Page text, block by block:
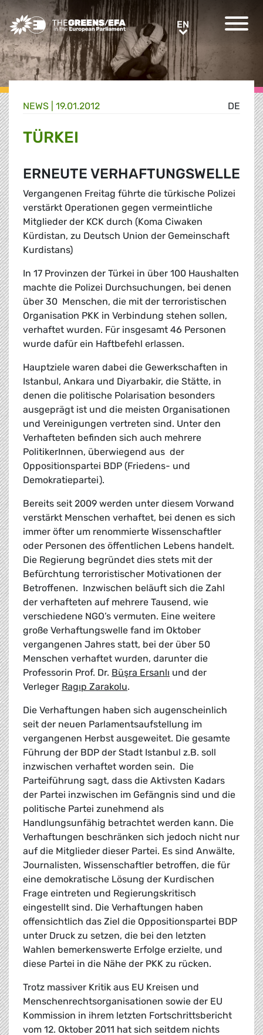
Greens/EFA Home ENEN
DE
NEWS | 19.01.2012
TÜRKEI
ERNEUTE VERHAFTUNGSWELLE
Vergangenen Freitag führte die türkische Polizei
verstärkt Operationen gegen vermeintliche
Mitglieder der KCK durch (Koma Ciwaken
Kürdistan, zu Deutsch Union der Gemeinschaft
Kurdistans)
In 17 Provinzen der Türkei in über 100 Haushalten
machte die Polizei Durchsuchungen, bei denen
über 30 Menschen, die mit der terroristischen
Organisation PKK in Verbindung stehen sollen,
verhaftet wurden. Für insgesamt 46 Personen
wurde dafür ein Haftbefehl erlassen.
Hauptziele waren dabei die Gewerkschaften in
Istanbul, Ankara und Diyarbakir, die Stätte, in
denen die politische Polarisation besonders
ausgeprägt ist und die meisten Organisationen
und Vereinigungen vertreten sind. Unter den
Verhafteten befinden sich auch mehrere
PolitikerInnen, überwiegend aus der
Oppositionspartei BDP (Friedens- und
Demokratiepartei).
Bereits seit 2009 werden unter diesem Vorwand
verstärkt Menschen verhaftet, bei denen es sich
immer öfter um renommierte Wissenschaftler
oder Personen des öffentlichen Lebens handelt.
Die Regierung begründet dies stets mit der
Befürchtung terroristischer Motivationen der
Betroffenen. Inzwischen beläuft sich die Zahl
der verhafteten auf mehrere Tausend, wie
verschiedene NGO’s vermuten. Eine weitere
große Verhaftungswelle fand im Oktober
vergangenen Jahres statt, bei der über 50
Menschen verhaftet wurden, darunter die
Professorin Prof. Dr. Büşra Ersanlı und der
Verleger Ragıp Zarakolu.
Die Verhaftungen haben sich augenscheinlich
seit der neuen Parlamentsaufstellung im
vergangenen Herbst ausgeweitet. Die gesamte
Führung der BDP der Stadt Istanbul z.B. soll
inzwischen verhaftet worden sein. Die
Parteiführung sagt, dass die Aktivsten Kadars
der Partei inzwischen im Gefängnis sind und die
politische Partei zunehmend als
Handlungsunfähig betrachtet werden kann. Die
Verhaftungen beschränken sich jedoch nicht nur
auf die Mitglieder dieser Partei. Es sind Anwälte,
Journalisten, Wissenschaftler betroffen, die für
eine demokratische Lösung der Kurdischen
Frage eintreten und Regierungskritisch
eingestellt sind. Die Verhaftungen haben
offensichtlich das Ziel die Oppositionspartei BDP
unter Druck zu setzen, die bei den letzten
Wahlen bemerkenswerte Erfolge erzielte, und
diese Partei in die Nähe der PKK zu rücken.
Trotz massiver Kritik aus EU Kreisen und
Menschenrechtsorganisationen sowie der EU
Kommission in ihrem letzten Fortschrittsbericht
vom 12. Oktober 2011 hat sich seitdem nichts